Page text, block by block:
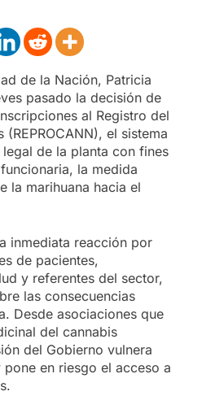
de la Nación, Patricia
pasado la decisión de
al Registro del
el sistema
de la planta con fines
la medida
la marihuana hacia el
inmediata reacción por
de pacientes,
y referentes del sector,
las consecuencias
Desde asociaciones que
del cannabis
del Gobierno vulnera
en riesgo el acceso a